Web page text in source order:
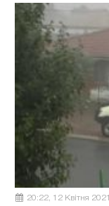
20:22, 12 Квітня 2021